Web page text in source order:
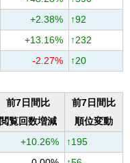
+2.38%
↑92
+13.16%
↑232
-2.27% ↑20
前7日間比
閲覧回数増減
前7日間比
順位変動
+10.26%
↑195